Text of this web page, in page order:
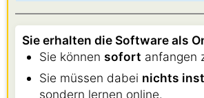
Sie erhalten die Software als
Sie können sofort anfangen
Sie müssen dabei nichts
sondern lernen online.